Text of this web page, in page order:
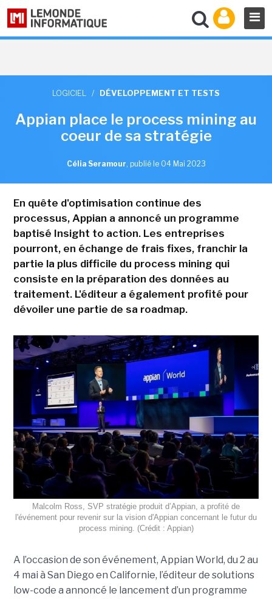
LOGICIEL / DÉVELOPPEMENT ET TESTS
Appian place le process mining au
coeur de sa stratégie
Célia Seramour, publié le 04 Mai 2023
En quête d'optimisation continue des
processus, Appian a annoncé un programme
baptisé Insight to action. Les entreprises
pourront, en échange de frais fixes, franchir la
partie la plus difficile du process mining qui
consiste en la préparation des données au
traitement. L'éditeur a également profité pour
dévoiler une partie de sa roadmap.
Malcolm Ross, SVP stratégie produit d’Appian, a profité de
l'événement pour revenir sur la vision d'Appian concernant le futur du
process mining. (Crédit : Appian)
A l’occasion de son événement, Appian World, du 2 au
4 mai à San Diego en Californie, l’éditeur de solutions
low-code a annoncé le lancement d’un programme